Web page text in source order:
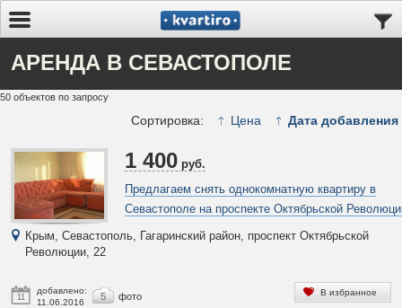
АРЕНДА В СЕВАСТОПОЛЕ
50 объектов по запросу
Сортировка: Цена Дата добавления
11
добавлено:
11.06.2016
5 фото
1 400 руб.
Предлагаем снять однокомнатную квартиру в
Севастополе на проспекте Октябрьской
Крым, Севастополь, Гагаринский район, проспект Октябрьской
Революции, 22
В избранное